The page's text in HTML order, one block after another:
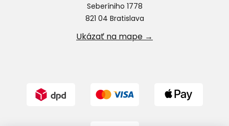
Seberíniho 1778
821 04 Bratislava
Ukázať na mape →